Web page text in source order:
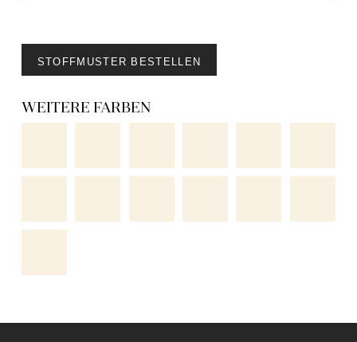
STOFFMUSTER BESTELLEN
WEITERE FARBEN